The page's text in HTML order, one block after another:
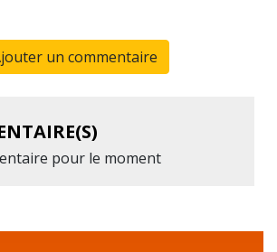
un commentaire
pour le moment